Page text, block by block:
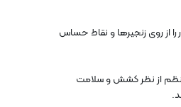
را از روی زنجیرها و نقاط حساس
منظم از نظر کشش و سلامت